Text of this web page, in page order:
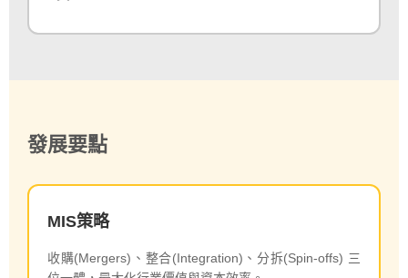
發展要點
MIS策略
收購(Mergers)、整合(Integration)、分拆(Spin-offs) 三